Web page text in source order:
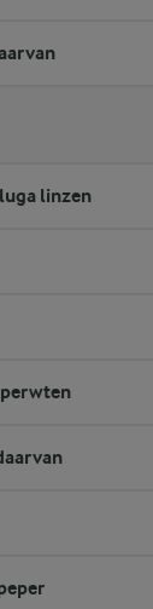
linzen